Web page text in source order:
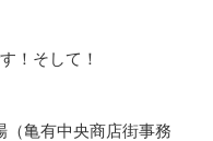
！そして！
（亀有中央商店街事務